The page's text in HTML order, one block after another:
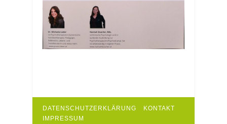
DATENSCHUTZERKLÄRUNG
KONTAKT
IMPRESSUM